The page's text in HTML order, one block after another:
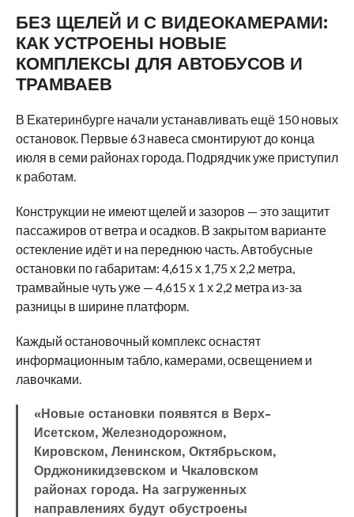
БЕЗ ЩЕЛЕЙ И С ВИДЕОКАМЕРАМИ:
КАК УСТРОЕНЫ НОВЫЕ
КОМПЛЕКСЫ ДЛЯ АВТОБУСОВ И
ТРАМВАЕВ
В Екатеринбурге начали устанавливать ещё 150 новых
остановок. Первые 63 навеса смонтируют до конца
июля в семи районах города. Подрядчик уже приступил
к работам.
Конструкции не имеют щелей и зазоров — это защитит
пассажиров от ветра и осадков. В закрытом варианте
остекление идёт и на переднюю часть. Автобусные
остановки по габаритам: 4,615 х 1,75 х 2,2 метра,
трамвайные чуть уже — 4,615 х 1 х 2,2 метра из-за
разницы в ширине платформ.
Каждый остановочный комплекс оснастят
информационным табло, камерами, освещением и
лавочками.
«Новые остановки появятся в Верх-
Исетском, Железнодорожном,
Кировском, Ленинском, Октябрьском,
Орджоникидзевском и Чкаловском
районах города. На загруженных
направлениях будут обустроены